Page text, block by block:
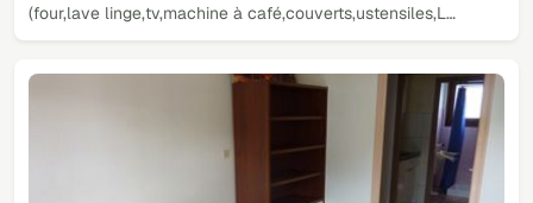
(four,lave linge,tv,machine à café,couverts,ustensiles,L…